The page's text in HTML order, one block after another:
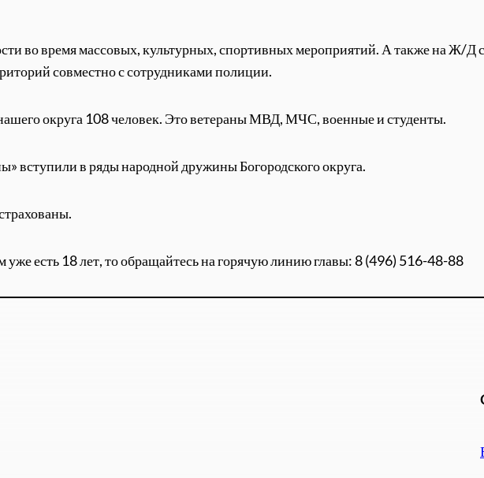
во время массовых, культурных, спортивных мероприятий. А также на Ж/Д
совместно с сотрудниками полиции.
округа 108 человек. Это ветераны МВД, МЧС, военные и студенты.
вступили в ряды народной дружины Богородского округа.
есть 18 лет, то обращайтесь на горячую линию главы: 8 (496) 516-48-88